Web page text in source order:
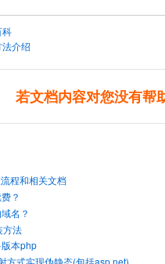
科
介绍
若文档内容对您没有帮
程和相关文档
？
名？
方法
本php